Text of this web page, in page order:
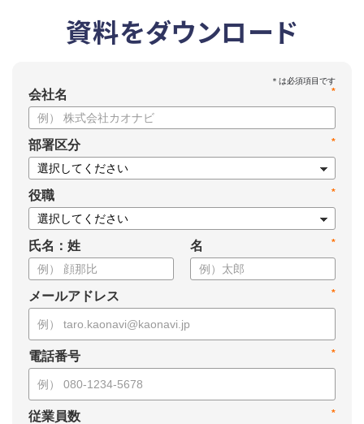
資料をダウンロード
*
会社名
*
部署区分
*
役職
氏名：姓 *
名
*
メールアドレス
*
電話番号
*
従業員数